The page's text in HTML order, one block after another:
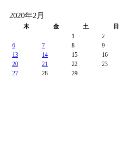
2020年2月
木 金 土
日
1
2
6 7 8
9
13 14 15
16
20 21 22
23
27 28 29